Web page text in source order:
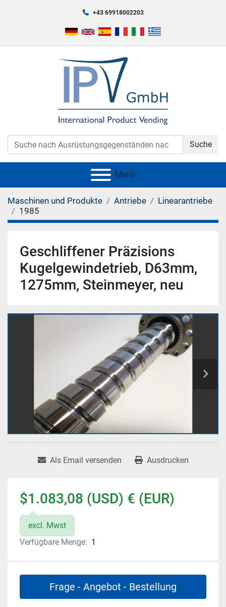
+43 69918002203
Suche
Menü
Maschinen und Produkte Antriebe
Linearantriebe
1985
Geschliffener Präzisions
Kugelgewindetrieb, D63mm,
1275mm, Steinmeyer, neu
Als Email versenden Ausdrucken
$1.083,08 (USD) € (EUR)
excl. Mwst
Verfügbare Menge: 1
Frage - Angebot - Bestellung